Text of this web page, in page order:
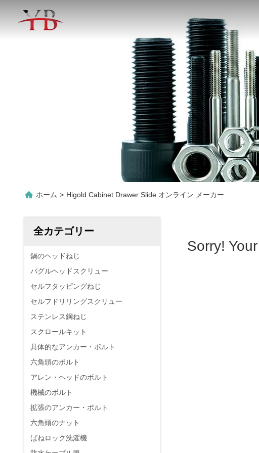
ホーム > Higold Cabinet Drawer Slide オンライン メーカー
全カテゴリー
鍋のヘッドねじ
バグルヘッドスクリュー
セルフタッピングねじ
セルフドリリングスクリュー
ステンレス鋼ねじ
スクロールキット
具体的なアンカー・ボルト
六角頭のボルト
アレン・ヘッドのボルト
機械のボルト
拡張のアンカー・ボルト
六角頭のナット
ばねロック洗濯機
Sorry!